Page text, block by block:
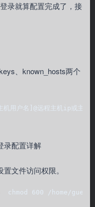
录就算配置完成了，接
、known_hosts两个
主机用户名]@远程主机ip
文件访问权限。
chmod 600 /home/